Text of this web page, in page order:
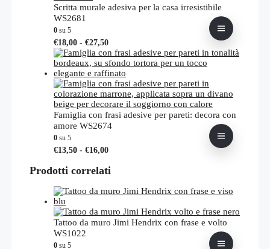
possono
essere
nella
pagina
del
prodotto
Scritta murale adesiva per la casa irresistibile
WS2681
0 su 5
€18,00 - €27,50Fascia
di
prezzo:
da
€18,00
a
€27,50
Questo
prodotto
ha
più
varianti.
Le
opzioni
possono
essere
pagina
del
prodotto
Famiglia con frasi adesive per pareti: decora con
amore WS2674
0 su 5
€13,50 - €16,00Fascia
prezzo:
€13,50
a
€16,00
Questo
ha
varianti.
opzioni
possono
Prodotti correlati
Tattoo da muro Jimi Hendrix con frase e volto
WS1022
0 su 5